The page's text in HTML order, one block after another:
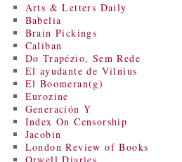
Arts & Letters Daily
Babelia
Brain Pickings
Caliban
Do Trapézio, Sem Rede
El ayudante de Vilnius
El Boomeran(g)
Eurozine
Generación Y
Index On Censorship
Jacobin
London Review of Books